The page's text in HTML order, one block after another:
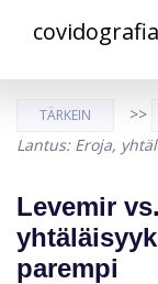
TÄRKEIN >>
Lantus: Eroja,
Levemir
parempi